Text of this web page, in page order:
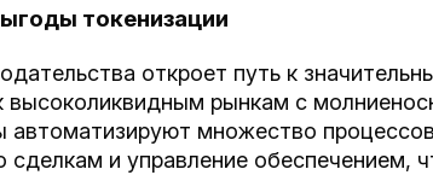
токенизации
откроет путь к
высоколиквидным рынкам с
автоматизируют множество
сделкам и управление обеспечением,